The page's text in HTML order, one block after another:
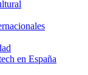
en España